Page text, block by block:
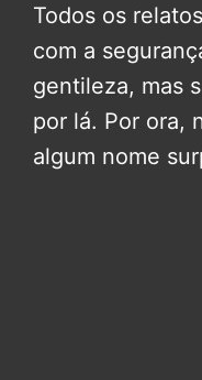
Todos os
com a
gentileza, mas
por lá. Por ora,
algum nome